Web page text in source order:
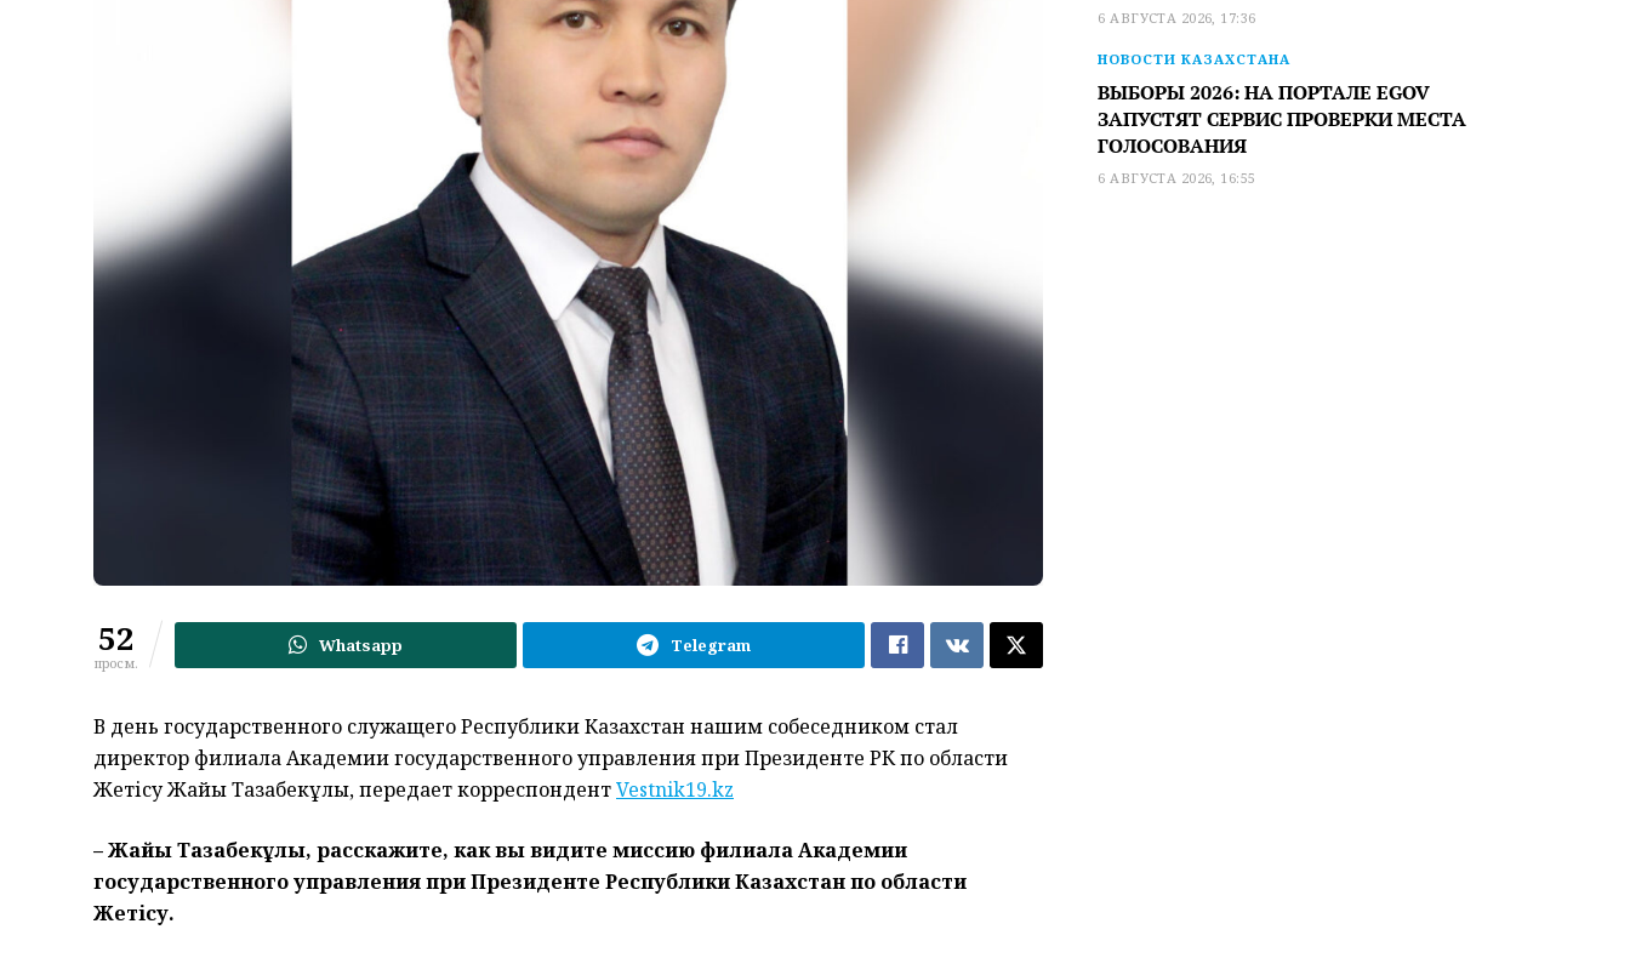
52
просм.
Whatsapp Telegram
В день государственного служащего Республики Казахстан нашим собеседником стал
директор филиала Академии государственного управления при Президенте РК по области
Жетісу Жайық Тазабекұлы, передает корреспондентVestnik19.kz
– Жайық Тазабекұлы, расскажите, как вы видите миссию филиала Академии
государственного управления при Президенте Республики Казахстан по области
Жетісу.
6 АВГУСТА 2026, 17:36
НОВОСТИ КАЗАХСТАНА
ВЫБОРЫ 2026: НА ПОРТАЛЕ EGOV
ЗАПУСТЯТ СЕРВИС ПРОВЕРКИ МЕСТА
ГОЛОСОВАНИЯ
6 АВГУСТА 2026, 16:55